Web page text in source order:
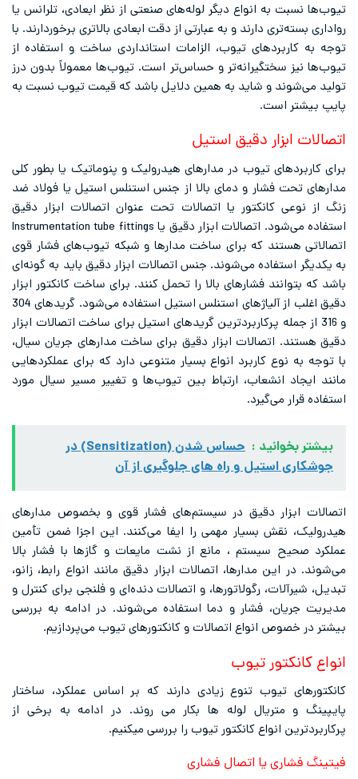
تیوب‌ها نسبت به انواع دیگر لوله‌های صنعتی از نظر ابعادی، تلرانس یا
رواداری بسته‌تری دارند و به عبارتی از دقت ابعادی بالاتری برخوردارند. با
توجه به کاربردهای تیوب، الزامات استانداردی ساخت و استفاده از
تیوب‌ها نیز سختگیرانه‌تر و حساس‌تر است. تیوب‌ها معمولاً بدون درز
تولید می‌شوند و شاید به همین دلایل باشد که قیمت تیوب نسبت به
پایپ بیشتر است.
اتصالات ابزار دقیق استیل
برای کاربردهای تیوب در مدارهای هیدرولیک و پنوماتیک یا بطور کلی
مدارهای تحت فشار و دمای بالا از جنس استنلس استیل یا فولاد ضد
زنگ از نوعی کانکتور یا اتصالات تحت عنوان اتصالات ابزار دقیق
استفاده می‌شود. اتصالات ابزار دقیق یا Instrumentation tube fittings
اتصالاتی هستند که برای ساخت مدارها و شبکه تیوب‌های فشار قوی
به یکدیگر استفاده می‌شوند. جنس اتصالات ابزار دقیق باید به گونه‌ای
باشد که بتوانند فشارهای بالا را تحمل کنند. برای ساخت کانکتور ابزار
دقیق اغلب از آلیاژهای استنلس استیل استفاده می‌شود. گریدهای 304
و 316 از جمله پرکاربردترین گریدهای استیل برای ساخت اتصالات ابزار
دقیق هستند. اتصالات ابزار دقیق برای ساخت مدارهای جریان سیال،
با توجه به نوع کاربرد انواع بسیار متنوعی دارد که برای عملکردهایی
مانند ایجاد انشعاب، ارتباط بین تیوب‌ها و تغییر مسیر سیال مورد
استفاده قرار می‌گیرد.
بیشتر بخوانید :
حساس شدن (Sensitization) در
جوشکاری استیل و راه های جلوگیری از آن
اتصالات ابزار دقیق در سیستم‌های فشار قوی و بخصوص مدارهای
هیدرولیک، نقش بسیار مهمی را ایفا می‌کنند. این اجزا ضمن تأمین
عملکرد صحیح سیستم ، مانع از نشت مایعات و گازها با فشار بالا
می‌شوند. در این مدارها، اتصالات ابزار دقیق مانند انواع رابط، زانو،
تبدیل، شیرآلات، رگولاتورها، و اتصالات دنده‌ای و فلنجی برای کنترل و
مدیریت جریان، فشار و دما استفاده می‌شوند. در ادامه به بررسی
بیشتر در خصوص انواع اتصالات و کانکتورهای تیوب می‌پردازیم.
انواع کانکتور تیوب
کانکتورهای تیوب تنوع زیادی دارند که بر اساس عملکرد، ساختار
پایپینگ و متریال لوله ها بکار می روند. در ادامه به برخی از
پرکاربردترین انواع کانکتور تیوب را بررسی میکنیم.
فیتینگ فشاری یا اتصال فشاری